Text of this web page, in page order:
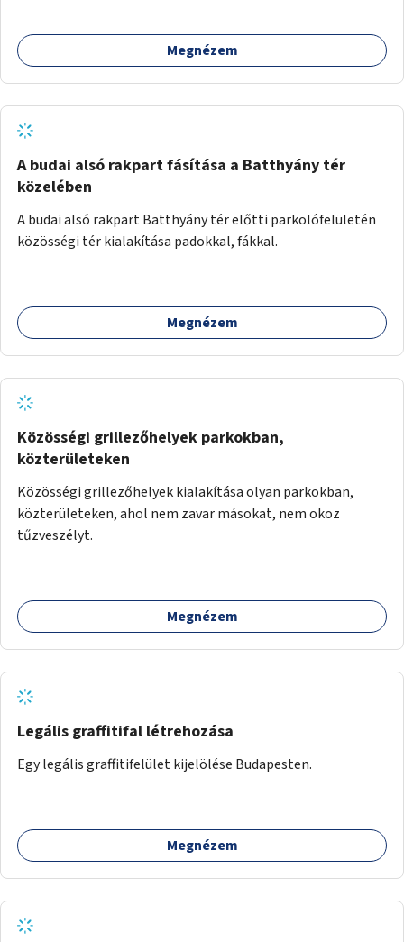
Megnézem
A budai alsó rakpart fásítása a Batthyány tér
közelében
A budai alsó rakpart Batthyány tér előtti parkolófelületén
közösségi tér kialakítása padokkal, fákkal.
Megnézem
Közösségi grillezőhelyek parkokban,
közterületeken
Közösségi grillezőhelyek kialakítása olyan parkokban,
közterületeken, ahol nem zavar másokat, nem okoz
tűzveszélyt.
Megnézem
Legális graffitifal létrehozása
Egy legális graffitifelület kijelölése Budapesten.
Megnézem